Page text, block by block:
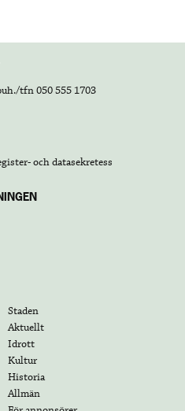
tfn 050 555 1703
och datasekretess
Staden
Aktuellt
Idrott
Kultur
Historia
Allmän